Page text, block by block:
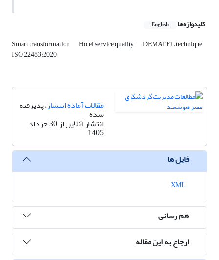
کلیدواژه‌ها English
Smart transformation Hotel service quality DEMATEL technique
ISO 22483:2020
مقالات آماده انتشار، پذیرفته
شده
انتشار آنلاین از 30 خرداد
1405
فایل ها
هم رسانی
ارجاع به این مقاله